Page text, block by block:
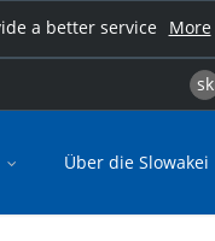
a better service More
sk
Über die Slowakei